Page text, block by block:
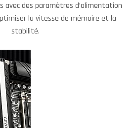
des paramètres d’alimentation
la vitesse de mémoire et la
stabilité.